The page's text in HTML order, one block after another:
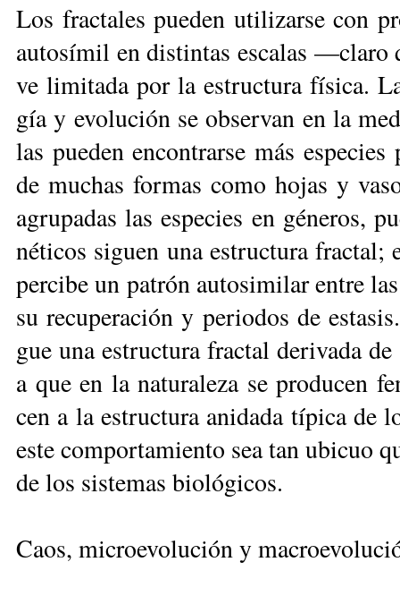
Los frac­ta­les pue­den uti­li­zar­se con
au­to­sí­mil en dis­tin­tas es­ca­las —cla­ro
ve li­mi­ta­da por la es­truc­tu­ra fí­si­ca.
gía y evo­lu­ción se ob­ser­van en la
las pue­den en­con­trar­se más
de mu­chas for­mas co­mo ho­jas y
agru­pa­das las es­pe­cies en gé­ne­ros,
né­ti­cos si­guen una es­truc­tu­ra frac­tal;
per­ci­be un pa­trón au­to­si­mi­lar en­tre
su re­cu­pe­ra­ción y pe­rio­dos de
gue una es­truc­tu­ra frac­tal de­ri­va­da
a que en la na­tu­ra­le­za se pro­du­cen
cen a la es­truc­tu­ra ani­da­da tí­pi­ca de
es­te com­por­ta­mien­to sea tan ubi­cuo
de los sis­te­mas bio­ló­gi­cos.
Caos, microevolución y